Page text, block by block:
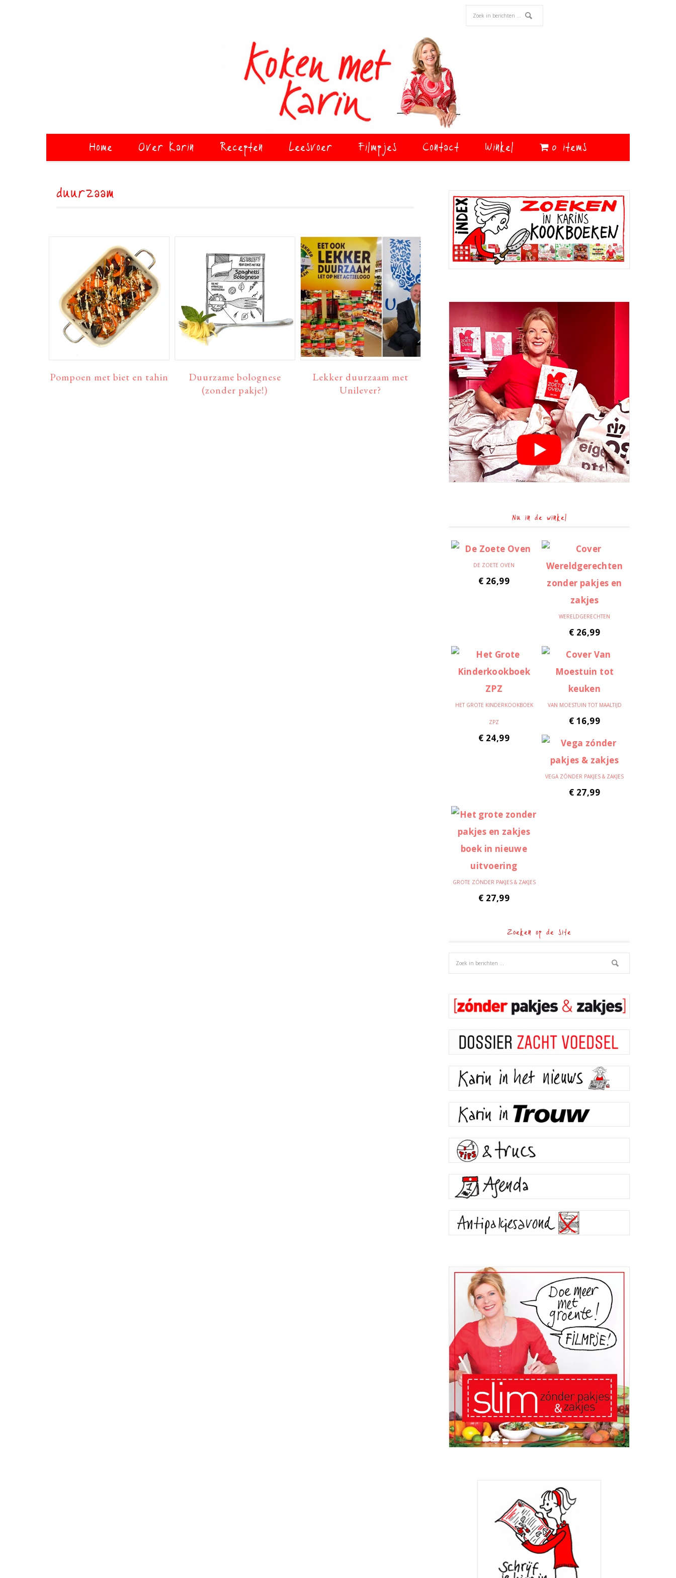
Home Over Karin Recepten Leesvoer Filmpjes Contact Winkel 0 items
duurzaam
Pompoen met biet en tahin
Duurzame bolognese
(zonder pakje!)
Lekker duurzaam met
Unilever?
Primaire
Sidebar
Nu in de winkel
DE ZOETE OVEN
€ 26,99
WERELDGERECHTEN
€ 26,99
HET GROTE KINDERKOOKBOEK
ZPZ
€ 24,99
VAN MOESTUIN TOT MAALTIJD
€ 16,99
VEGA ZÓNDER PAKJES & ZAKJES
€ 27,99
GROTE ZÓNDER PAKJES & ZAKJES
€ 27,99
Zoeken op de site